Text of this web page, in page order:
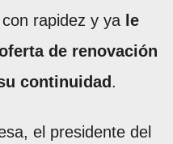
rapidez y ya le
de renovación
continuidad .
el presidente del